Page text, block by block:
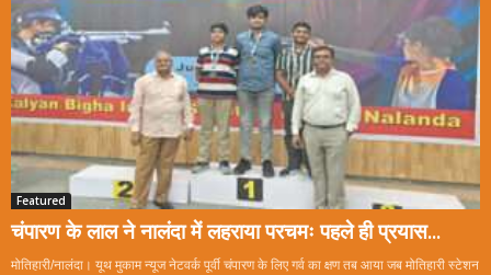
Featured
चंपारण के लाल ने नालंदा में लहराया परचमः पहले ही प्रयास...
मोतिहारी/नालंदा। यूथ मुकाम न्यूज नेटवर्क पूर्वी चंपारण के लिए गर्व का क्षण तब आया जब मोतिहारी स्टेशन